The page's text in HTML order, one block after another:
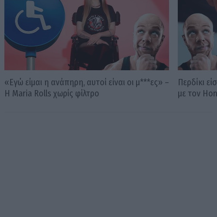
«Εγώ είμαι η ανάπηρη, αυτοί είναι οι μ***ες» –
Η Maria Rolls χωρίς φίλτρο
Περδίκι
με τον